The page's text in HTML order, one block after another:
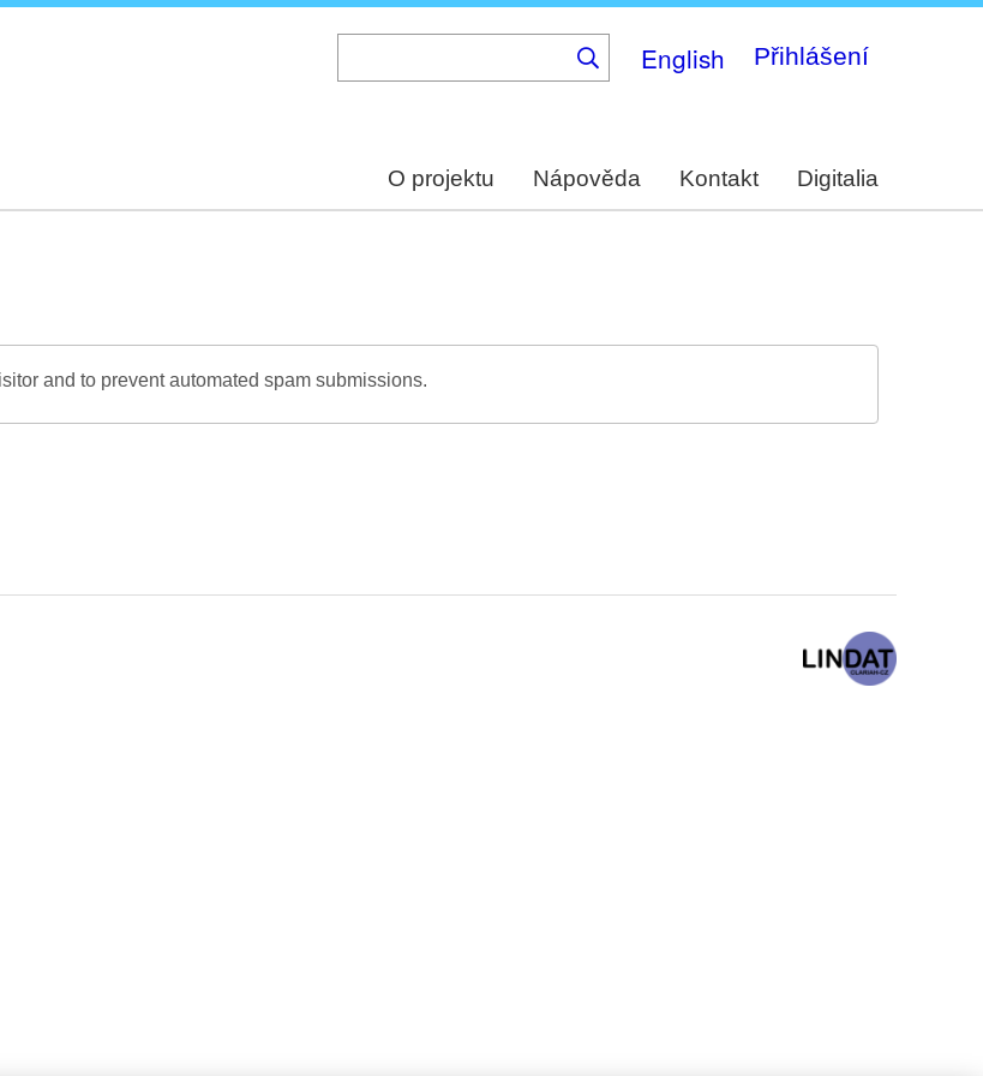
English Přihlášení
O projektu Nápověda Kontakt Digitalia
and to prevent automated spam submissions.